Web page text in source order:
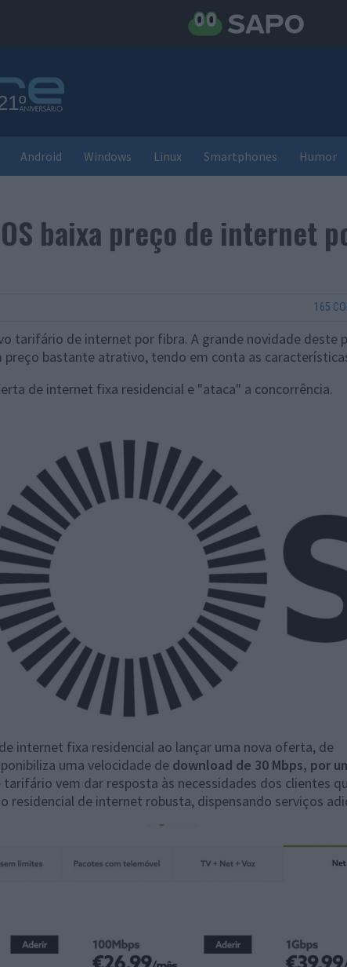
Android Windows Linux Smartphones Humor
baixa preço de internet
165
tarifário de internet por fibra. A grande novidade deste
preço bastante atrativo, tendo em conta as
de internet fixa residencial e "ataca" a concorrência.
internet fixa residencial ao lançar uma nova oferta, de
uma velocidade de download de 30 Mbps, por
tarifário vem dar resposta às necessidades dos clientes
residencial de internet robusta, dispensando serviços